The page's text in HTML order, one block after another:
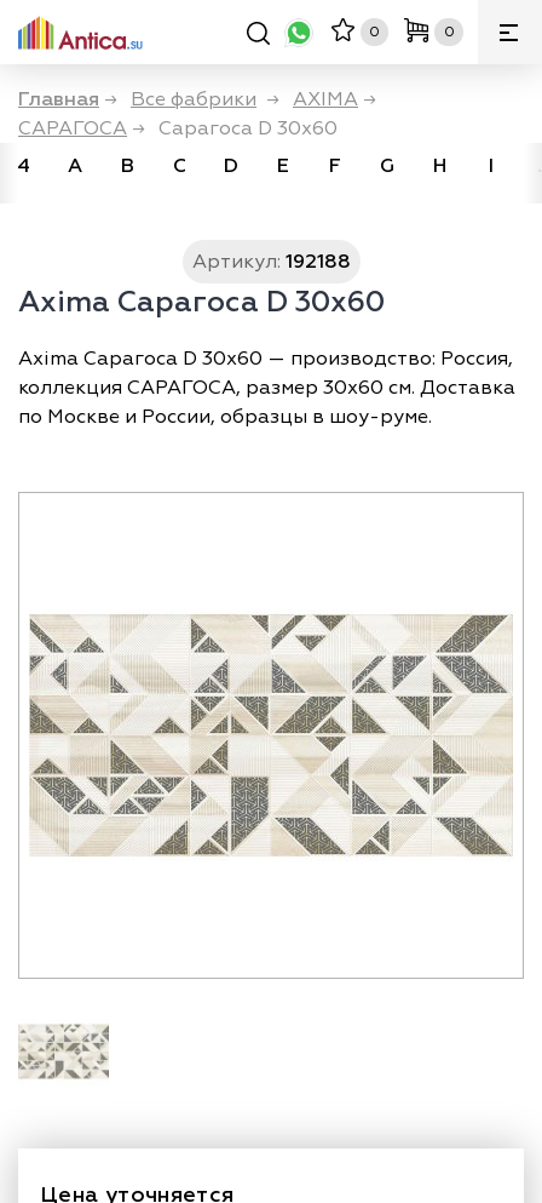
0 0
Главная → Все фабрики → AXIMA →
САРАГОСА →
Сарагоса D 30x60
4
A B C D E F G H I
Артикул: 192188
Axima Сарагоса D 30x60
Axima Сарагоса D 30x60 — производство: Россия,
коллекция САРАГОСА, размер 30х60 см. Доставка
по Москве и России, образцы в шоу-руме.
Цена уточняется